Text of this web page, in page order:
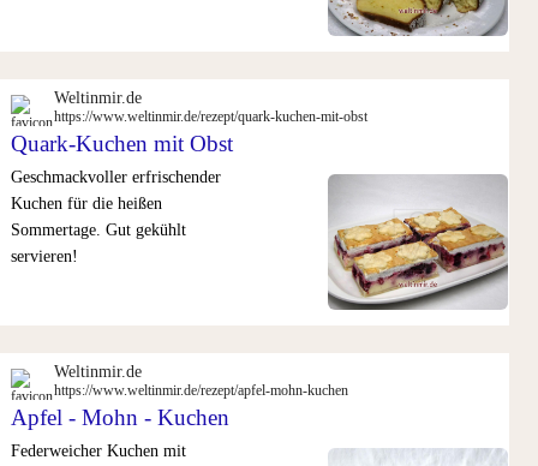
Weltinmir.de
https://www.weltinmir.de/rezept/quark-kuchen-mit-obst
Quark-Kuchen mit Obst
Geschmackvoller erfrischender
Kuchen für die heißen
Sommertage. Gut gekühlt
servieren!
Weltinmir.de
https://www.weltinmir.de/rezept/apfel-mohn-kuchen
Apfel - Mohn - Kuchen
Federweicher Kuchen mit